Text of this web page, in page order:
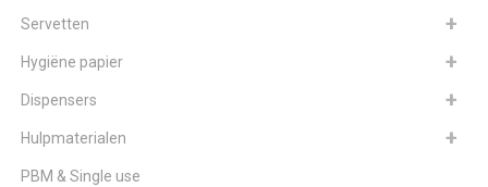
Servetten
Hygiëne papier
Dispensers
Hulpmaterialen
PBM & Single use